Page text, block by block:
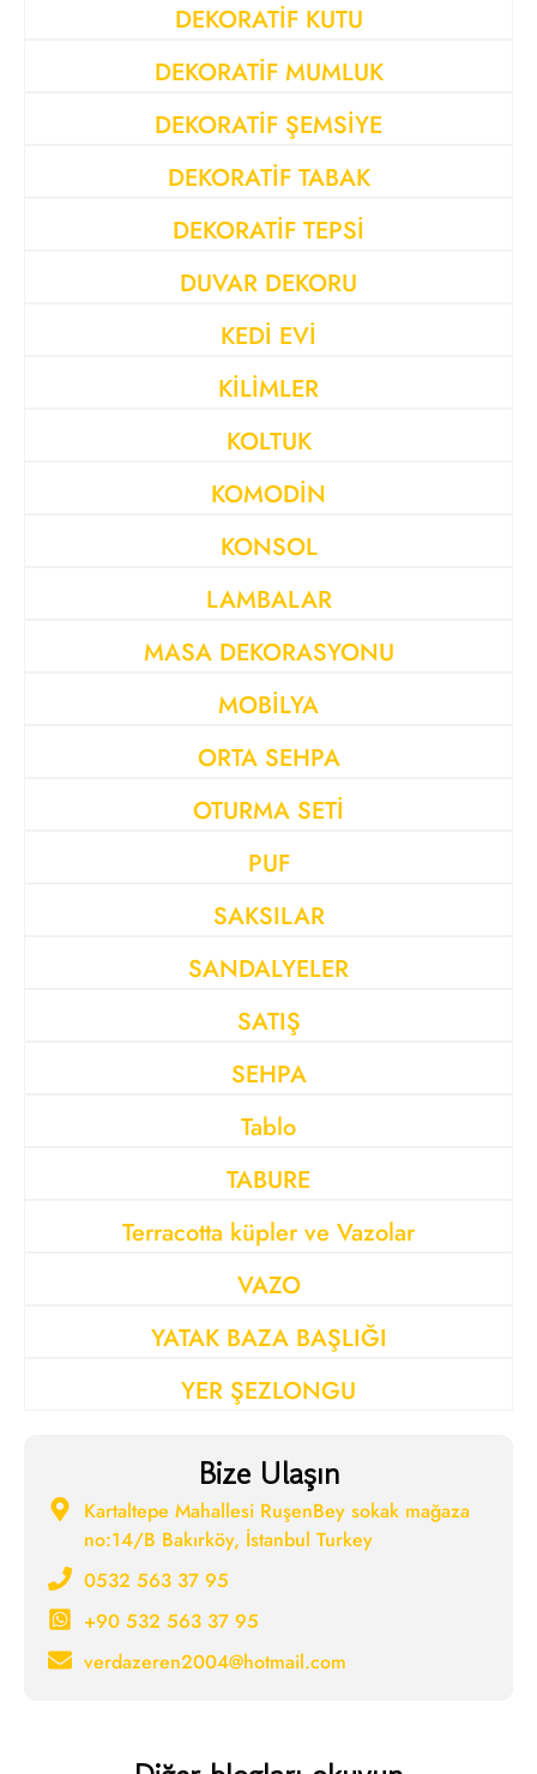
DEKORATİF KUTU
DEKORATİF MUMLUK
DEKORATİF ŞEMSİYE
DEKORATİF TABAK
DEKORATİF TEPSİ
DUVAR DEKORU
KEDİ EVİ
KİLİMLER
KOLTUK
KOMODİN
KONSOL
LAMBALAR
MASA DEKORASYONU
MOBİLYA
ORTA SEHPA
OTURMA SETİ
PUF
SAKSILAR
SANDALYELER
SATIŞ
SEHPA
Tablo
TABURE
Terracotta küpler ve Vazolar
VAZO
YATAK BAZA BAŞLIĞI
YER ŞEZLONGU
Bize Ulaşın
Kartaltepe Mahallesi RuşenBey sokak mağaza
no:14/B Bakırköy, İstanbul Turkey
0532 563 37 95
+90 532 563 37 95
verdazeren2004@hotmail.com